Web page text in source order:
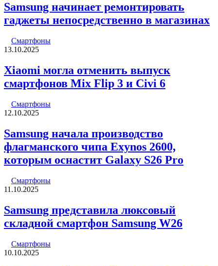
Samsung начинает ремонтировать
гаджеты непосредственно в магазинах
Смартфоны
13.10.2025
Xiaomi могла отменить выпуск
смартфонов Mix Flip 3 и Civi 6
Смартфоны
12.10.2025
Samsung начала производство
флагманского чипа Exynos 2600,
которым оснастит Galaxy S26 Pro
Смартфоны
11.10.2025
Samsung представила люксовый
складной смартфон Samsung W26
Смартфоны
10.10.2025